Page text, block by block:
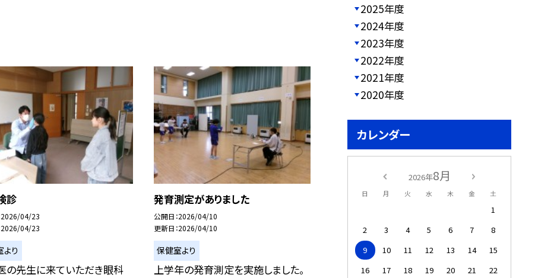
診
2026/04/23
2026/04/23
り
の先生に来ていただき眼科
発育測定がありました
公開日 2026/04/10
更新日 2026/04/10
保健室より
上学年の発育測定を実施しました。
2025年度
2024年度
2023年度
2022年度
2021年度
2020年度
カレンダー
2026年8月
日 月 火 水 木 金 土
1
2
3 4 5 6 7
8
9
10 11 12 13 14
15
16
17 18 19 20 21
22